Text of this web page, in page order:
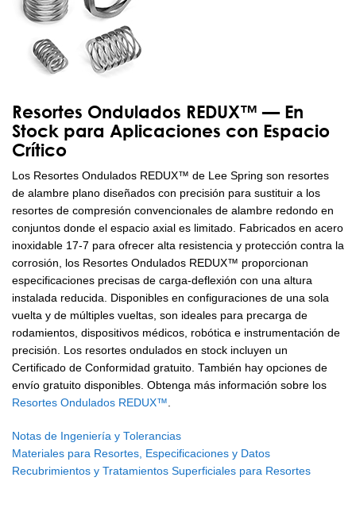
Resortes Ondulados REDUX™ — En
Stock para Aplicaciones con Espacio
Crítico
Los Resortes Ondulados REDUX™ de Lee Spring son resortes
de alambre plano diseñados con precisión para sustituir a los
resortes de compresión convencionales de alambre redondo en
conjuntos donde el espacio axial es limitado. Fabricados en acero
inoxidable 17-7 para ofrecer alta resistencia y protección contra la
corrosión, los Resortes Ondulados REDUX™ proporcionan
especificaciones precisas de carga-deflexión con una altura
instalada reducida. Disponibles en configuraciones de una sola
vuelta y de múltiples vueltas, son ideales para precarga de
rodamientos, dispositivos médicos, robótica e instrumentación de
precisión. Los resortes ondulados en stock incluyen un
Certificado de Conformidad gratuito. También hay opciones de
envío gratuito disponibles. Obtenga más información sobre los
Resortes Ondulados REDUX™
Notas de Ingeniería y Tolerancias
Materiales para Resortes, Especificaciones y Datos
Recubrimientos y Tratamientos Superficiales para Resortes